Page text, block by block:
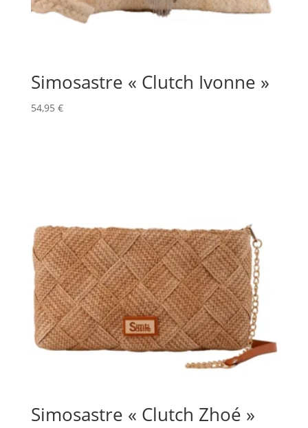
Simosastre « Clutch Ivonne »
54,95 €
Simosastre « Clutch Zhoé »